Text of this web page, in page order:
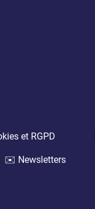
et RGPD
✉️ Newsletters